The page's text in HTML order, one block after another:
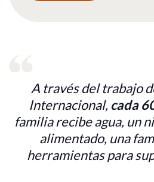
A través del trabajo
Internacional, cada
familia recibe agua, un
alimentado, una
herramientas para